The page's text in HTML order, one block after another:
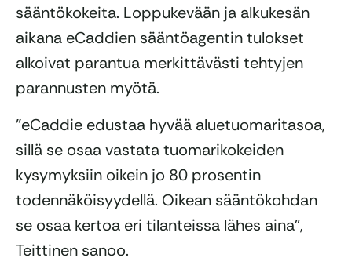
sääntökokeita. Loppukevään ja alkukesän
aikana eCaddien sääntöagentin tulokset
alkoivat parantua merkittävästi tehtyjen
parannusten myötä.
”eCaddie edustaa hyvää aluetuomaritasoa,
sillä se osaa vastata tuomarikokeiden
kysymyksiin oikein jo 80 prosentin
todennäköisyydellä. Oikean sääntökohdan
se osaa kertoa eri tilanteissa lähes aina”,
Teittinen sanoo.